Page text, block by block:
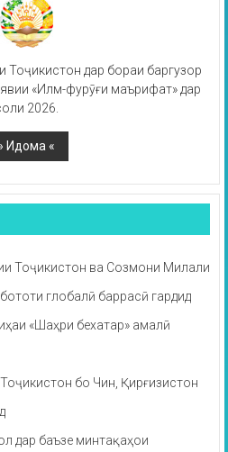
Тоҷикистон дар бораи баргузор
«Илм-фурӯғи маърифат» дар
2026.
Тоҷикистон ва Созмони Милали
глобалӣ баррасӣ гардид
«Шаҳри бехатар» амалӣ
бо Чин, Қирғизистон
дар баъзе минтақаҳои